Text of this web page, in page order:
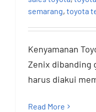
semarang, toyota
Kenyamanan
Zenix dibanding
harus diakui
Read More